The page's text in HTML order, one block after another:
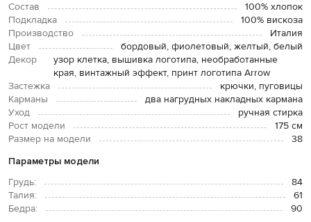
Состав
100% хлопок
Подкладка
100% вискоза
Производство
Италия
Цвет
бордовый, фиолетовый, желтый, белый
Декор
узор клетка, вышивка логотипа, необработанные
края, винтажный эффект, принт логотипа Arrow
Застежка
крючки, пуговицы
Карманы
два нагрудных накладных кармана
Уход
ручная стирка
Рост модели
175 см
Размер на модели
38
Параметры модели
Грудь:
84
Талия:
61
Бедра:
90